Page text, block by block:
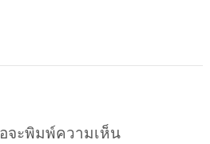
จะพิมพ์ความเห็น